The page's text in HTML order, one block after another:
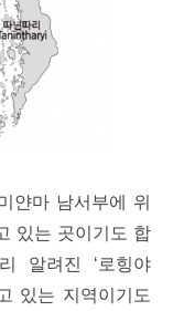
얀마 남서부에 위
있는 곳이기도 합
알려진 ‘로힝야
있는 지역이기도